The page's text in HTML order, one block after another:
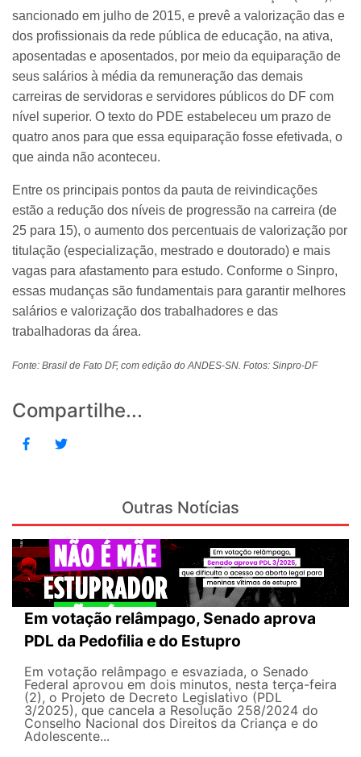
sancionado em julho de 2015, e prevê a valorização das e
dos profissionais da rede pública de educação, na ativa,
aposentadas e aposentados, por meio da equiparação de
seus salários à média da remuneração das demais
carreiras de servidoras e servidores públicos do DF com
nível superior. O texto do PDE estabeleceu um prazo de
quatro anos para que essa equiparação fosse efetivada, o
que ainda não aconteceu.
Entre os principais pontos da pauta de reivindicações
estão a redução dos níveis de progressão na carreira (de
25 para 15), o aumento dos percentuais de valorização por
titulação (especialização, mestrado e doutorado) e mais
vagas para afastamento para estudo. Conforme o Sinpro,
essas mudanças são fundamentais para garantir melhores
salários e valorização dos trabalhadores e das
trabalhadoras da área.
Fonte: Brasil de Fato DF, com edição do ANDES-SN. Fotos: Sinpro-DF
Compartilhe...
Outras Notícias
Em votação relâmpago, Senado aprova
PDL da Pedofilia e do Estupro
Em votação relâmpago e esvaziada, o Senado
Federal aprovou em dois minutos, nesta terça-feira
(2), o Projeto de Decreto Legislativo (PDL
3/2025), que cancela a Resolução 258/2024 do
Conselho Nacional dos Direitos da Criança e do
Adolescente...